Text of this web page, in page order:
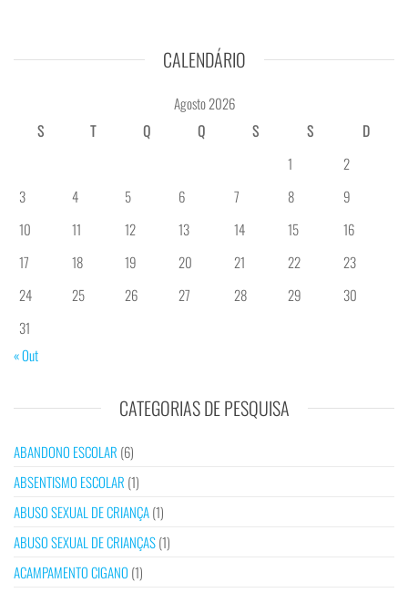
CALENDÁRIO
Agosto 2026
S
T Q Q S S
D
1
2
3
4 5 6 7 8
9
10
11 12 13 14 15
16
17
18 19 20 21 22
23
24
25 26 27 28 29
30
31
« Out
CATEGORIAS DE PESQUISA
ABANDONO ESCOLAR (6)
ABSENTISMO ESCOLAR (1)
ABUSO SEXUAL DE CRIANÇA(1)
ABUSO SEXUAL DE CRIANÇAS(1)
ACAMPAMENTO CIGANO (1)